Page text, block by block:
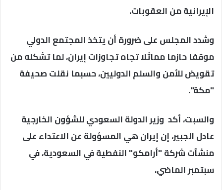
الإيرانية من العقوبات.
وشدد المجلس على ضرورة أن يتخذ المجتمع الدولي
موقفا حازما مماثلا تجاه تجاوزات إيران، لما تشكله من
تقويض للأمن والسلم الدوليين، حسبما نقلت صحيفة
"مكة".
والسبت، أكد وزير الدولة السعودي للشؤون الخارجية
عادل الجبير، إن إيران هي المسؤولة عن الاعتداء على
منشآت شركة "أرامكو" النفطية في السعودية، في
سبتمبر الماضي.